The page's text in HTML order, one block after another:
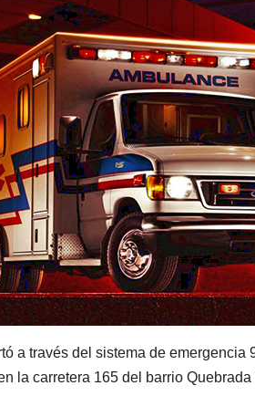
a través del sistema de
la carretera 165 del barrio